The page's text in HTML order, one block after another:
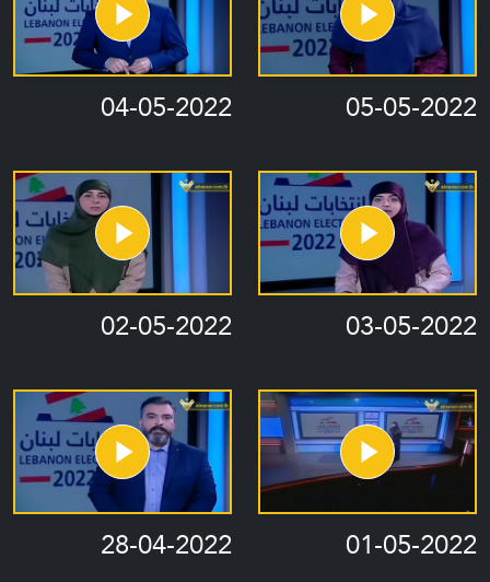
05-05-2022
04-05-2022
03-05-2022
02-05-2022
01-05-2022
28-04-2022